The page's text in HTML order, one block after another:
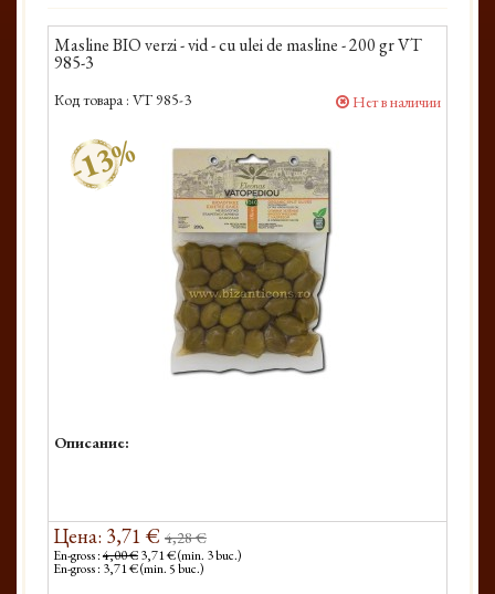
Masline BIO verzi - vid - cu ulei de masline - 200 gr VT
985-3
Код товара : VT 985-3 Нет в наличии
-13%
Описание:
Цена: 3,71 € 4,28 €
En-gross :4,00 €3,71 € (min. 3 buc.)
En-gross : 3,71 € (min. 5 buc.)